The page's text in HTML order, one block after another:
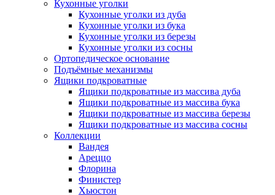
Кухонные уголки
Кухонные уголки из дуба
Кухонные уголки из бука
Кухонные уголки из березы
Кухонные уголки из сосны
Ортопедическое основание
Подъёмные механизмы
Ящики подкроватные
Ящики подкроватные из массива дуба
Ящики подкроватные из массива бука
Ящики подкроватные из массива березы
Ящики подкроватные из массива сосны
Коллекции
Вандея
Ареццо
Флорина
Финистер
Хьюстон